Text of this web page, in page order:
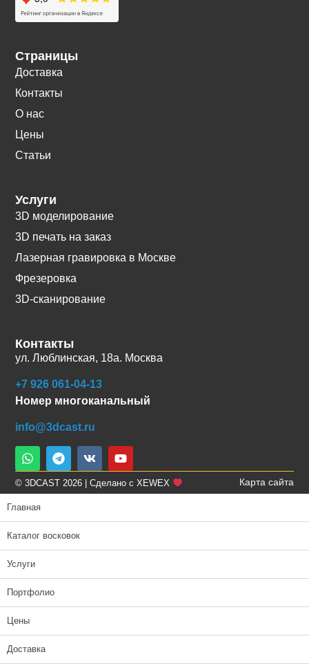
Страницы
Доставка
Контакты
О нас
Цены
Статьи
Услуги
3D моделирование
3D печать на заказ
Лазерная гравировка в Москве
Фрезеровка
3D-сканирование
Контакты
ул. Люблинская, 18а. Москва
+7 926 061-04-13
Номер многоканальный
info@3dcast.ru
© 3DCAST 2026 | Сделано с XEWEX Карта сайта
Главная
Каталог восковок
Услуги
Портфолио
Цены
Доставка